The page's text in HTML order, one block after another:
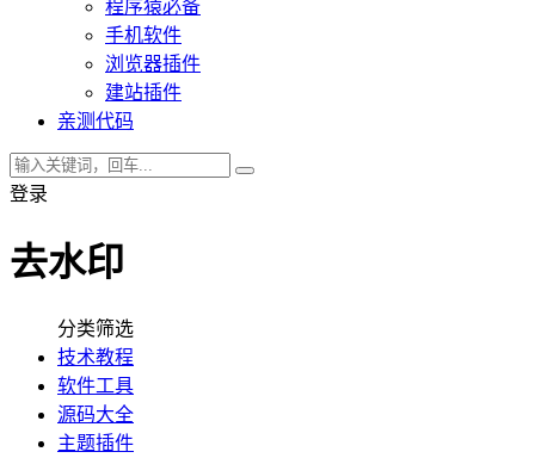
程序猿必备
手机软件
浏览器插件
建站插件
亲测代码
登录
去水印
分类筛选
技术教程
软件工具
源码大全
主题插件